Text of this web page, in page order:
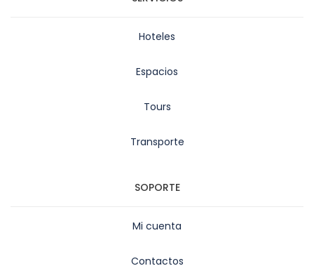
Hoteles
Espacios
Tours
Transporte
SOPORTE
Mi cuenta
Contactos